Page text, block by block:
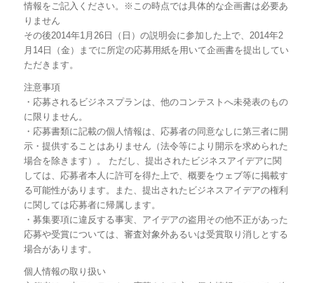
情報をご記入ください。※この時点では具体的な企画書は必要あ
りません
その後2014年1月26日（日）の説明会に参加した上で、2014年2
月14日（金）までに所定の応募用紙を用いて企画書を提出してい
ただきます。
注意事項
・応募されるビジネスプランは、他のコンテストへ未発表のもの
に限りません。
・応募書類に記載の個人情報は、応募者の同意なしに第三者に開
示・提供することはありません（法令等により開示を求められた
場合を除きます）。 ただし、提出されたビジネスアイデアに関
しては、応募者本人に許可を得た上で、概要をウェブ等に掲載す
る可能性があります。また、提出されたビジネスアイデアの権利
に関しては応募者に帰属します。
・募集要項に違反する事実、アイデアの盗用その他不正があった
応募や受賞については、審査対象外あるいは受賞取り消しとする
場合があります。
個人情報の取り扱い